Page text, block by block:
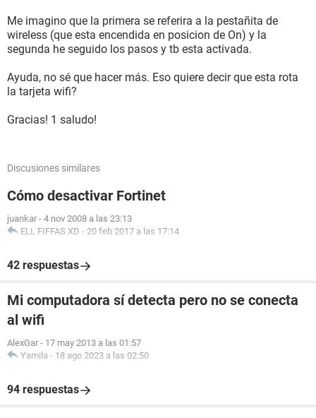
Me imagino que la primera se referira a la pestañita de
wireless (que esta encendida en posicion de On) y la
segunda he seguido los pasos y tb esta activada.
Ayuda, no sé que hacer más. Eso quiere decir que esta rota
la tarjeta wifi?
Gracias! 1 saludo!
Discusiones similares
Cómo desactivar Fortinet
juankar - 4 nov 2008 a las 23:13
ELL FIFFAS XD - 20 feb 2017 a las 17:14
42 respuestas
Mi computadora sí detecta pero no se conecta
al wifi
AlexGar - 17 may 2013 a las 01:57
Yamila - 18 ago 2023 a las 02:50
94 respuestas